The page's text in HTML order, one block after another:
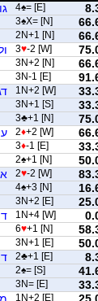
4♠= [E]
3♠X= [N]
2N+1 [N]
3♥-2 [W]
3N+2 [N]
3N-1 [E]
1N+2 [W]
3N+1 [S]
3♣+1 [N]
2♦+2 [W]
3♦-1 [E]
2♠+1 [N]
2♥-2 [W]
4♠+3 [N]
3N+2 [E]
1N+4 [W]
6♥+1 [N]
3N+1 [E]
2♣+1 [E]
2♠= [S]
3N= [E]
1N+2 [E]